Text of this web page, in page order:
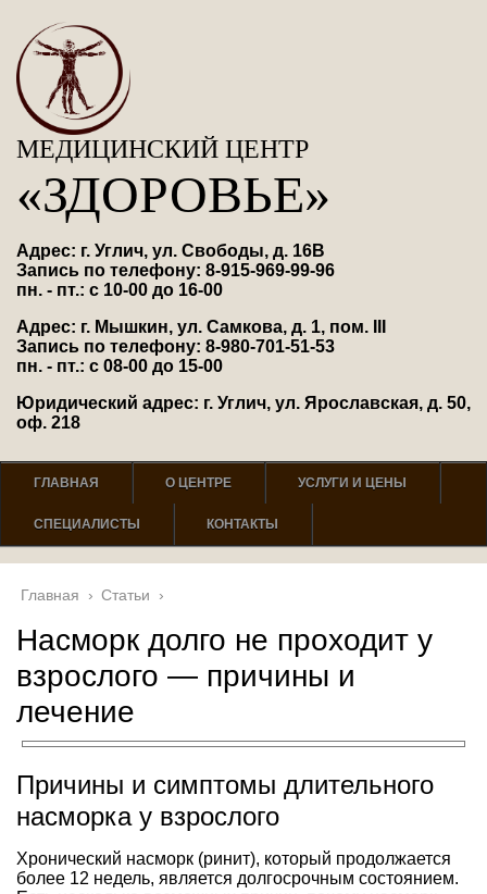
МЕДИЦИНСКИЙ ЦЕНТР
«ЗДОРОВЬЕ»
Адрес: г. Углич, ул. Свободы, д. 16В
Запись по телефону: 8-915-969-99-96
пн. - пт.: с 10-00 до 16-00
Адрес: г. Мышкин, ул. Самкова, д. 1, пом. III
Запись по телефону: 8-980-701-51-53
пн. - пт.: с 08-00 до 15-00
Юридический адрес: г. Углич, ул. Ярославская, д. 50,
оф. 218
ГЛАВНАЯ О ЦЕНТРЕ УСЛУГИ И ЦЕНЫ
СПЕЦИАЛИСТЫ КОНТАКТЫ
Главная › Статьи ›
Насморк долго не проходит у
взрослого — причины и
лечение
Причины и симптомы длительного
насморка у взрослого
Хронический насморк (ринит), который продолжается
более 12 недель, является долгосрочным состоянием.